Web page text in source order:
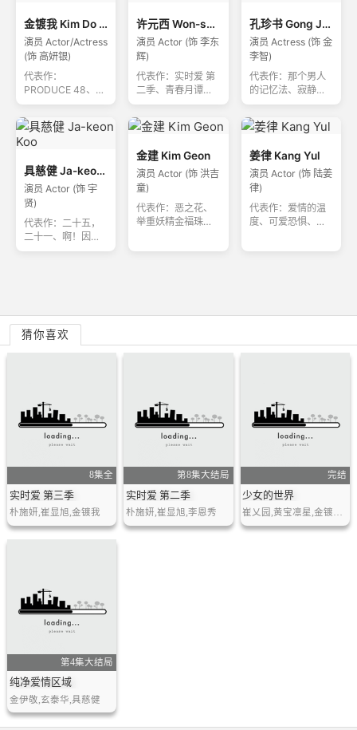
金镀我 Kim Do Ah
演员 Actor/Actress
(饰 高妍银)
代表作：
PRODUCE 48、少
女的世界、Girls
Planet 999
许元西 Won-seo Heo
演员 Actor (饰 李东
辉)
代表作：实时爱 第
二季、青春月谭、
实时爱 第三季
孔珍书 Gong Jin Seo
演员 Actress (饰 金
李智)
代表作：那个男人
的记忆法、寂静之
海、青春纪录
具慈健 Ja-keon Koo
演员 Actor (饰 宇
贤)
代表作：二十五，
二十一、啊！因为
是男高，所以很幸
金建 Kim Geon
演员 Actor (饰 洪吉
童)
代表作：恶之花、
举重妖精金福珠、
姜律 Kang Yul
演员 Actor (饰 陆姜
律)
代表作：爱情的温
度、可爱恐惧、被
猜你喜欢
8集全
实时爱 第三季
朴施妍,崔显旭,金镀我
第8集大结局
实时爱 第二季
朴施妍,崔显旭,李恩秀
完结
少女的世界
第4集大结局
纯净爱情区域
金伊敬,玄泰华,具慈健